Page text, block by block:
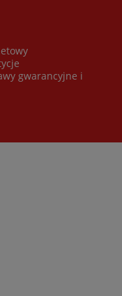
gwarancyjne i